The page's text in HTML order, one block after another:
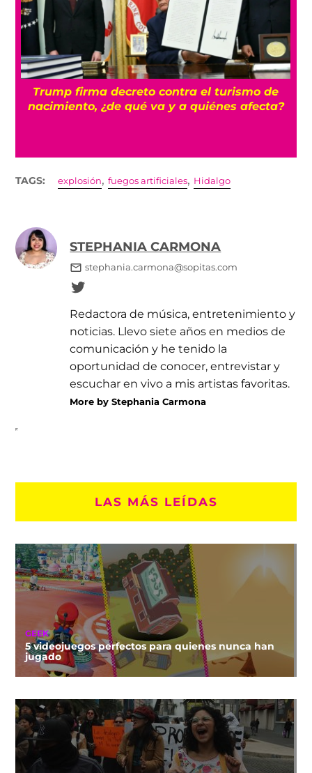
Trump firma decreto contra el turismo de
nacimiento, ¿de qué va y a quiénes afecta?
TAGS: explosión,fuegos artificiales, Hidalgo
STEPHANIA CARMONA
stephania.carmona@sopitas.com
Redactora de música, entretenimiento y
noticias. Llevo siete años en medios de
comunicación y he tenido la
oportunidad de conocer, entrevistar y
escuchar en vivo a mis artistas favoritas.
More by Stephania Carmona
LAS MÁS LEÍDAS
GEEK
5 videojuegos perfectos para quienes nunca han
jugado